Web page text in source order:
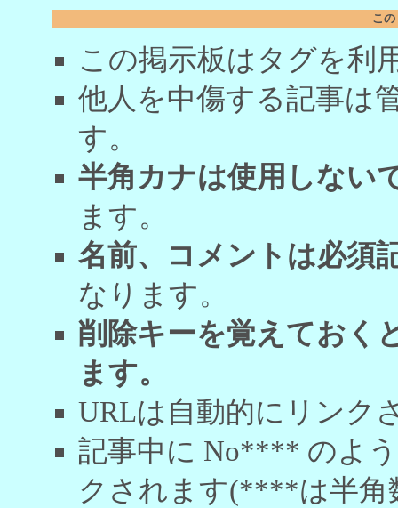
こ
この掲示板はタグを利
他人を中傷する記事は
す。
半角カナは使用しない
ます。
名前、コメントは必須
なります。
削除キーを覚えておく
ます。
URLは自動的にリンク
記事中に No**** のよ
クされます(****は半角